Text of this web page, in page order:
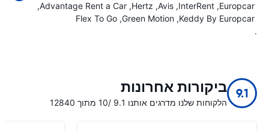
Europcar
InterRent
Avis
Hertz
Advantage Rent a Car
Keddy By Europcar
Green Motion
Flex To Go
.
9.1 ביקורות אחרונות
הלקוחות שלנו מדרגים אותנו 9.1 /10 מתוך 12840